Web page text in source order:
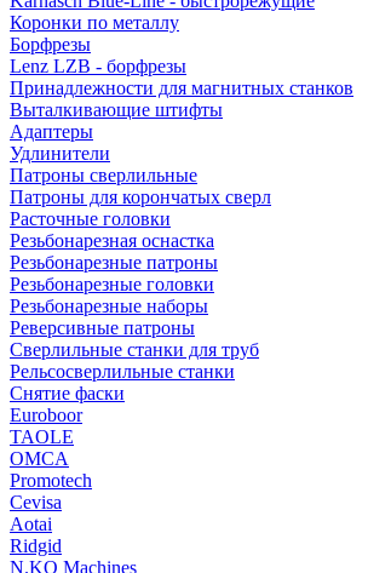
Коронки по металлу
Борфрезы
Lenz LZB - борфрезы
Принадлежности для магнитных станков
Выталкивающие штифты
Адаптеры
Удлинители
Патроны сверлильные
Патроны для корончатых сверл
Расточные головки
Резьбонарезная оснастка
Резьбонарезные патроны
Резьбонарезные головки
Резьбонарезные наборы
Реверсивные патроны
Сверлильные станки для труб
Рельсосверлильные станки
Снятие фаски
Euroboor
TAOLE
OMCA
Promotech
Cevisa
Aotai
Ridgid
N.KO Machines